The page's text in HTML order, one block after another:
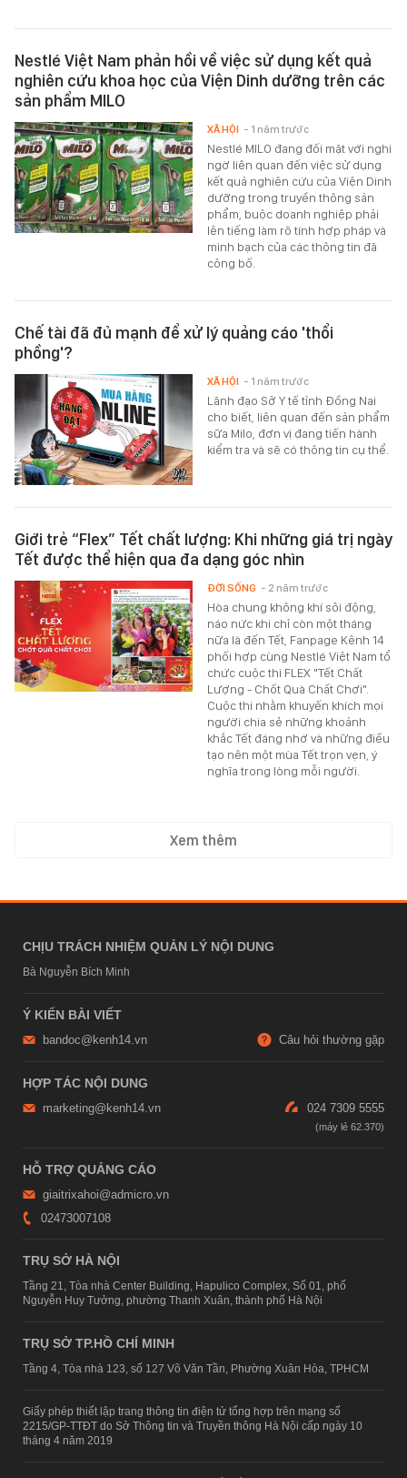
Nestlé Việt Nam phản hồi về việc sử dụng kết quả
nghiên cứu khoa học của Viện Dinh dưỡng trên các
sản phẩm MILO
Nestlé MILO đang đối mặt với nghi
ngờ liên quan đến việc sử dụng
kết quả nghiên cứu của Viện Dinh
dưỡng trong truyền thông sản
phẩm, buộc doanh nghiệp phải
lên tiếng làm rõ tính hợp pháp và
minh bạch của các thông tin đã
công bố.
XÃ HỘI - 1 năm trước
Chế tài đã đủ mạnh để xử lý quảng cáo 'thổi
phồng'?
Lãnh đạo Sở Y tế tỉnh Đồng Nai
cho biết, liên quan đến sản phẩm
sữa Milo, đơn vị đang tiến hành
kiểm tra và sẽ có thông tin cụ thể.
XÃ HỘI - 1 năm trước
Giới trẻ “Flex” Tết chất lượng: Khi những giá trị ngày
Tết được thể hiện qua đa dạng góc nhìn
Hòa chung không khí sôi động,
náo nức khi chỉ còn một tháng
nữa là đến Tết, Fanpage Kênh 14
phối hợp cùng Nestlé Việt Nam tổ
chức cuộc thi FLEX "Tết Chất
Lượng - Chốt Quà Chất Chơi".
Cuộc thi nhằm khuyến khích mọi
người chia sẻ những khoảnh
khắc Tết đáng nhớ và những điều
tạo nên một mùa Tết trọn vẹn, ý
nghĩa trong lòng mỗi người.
ĐỜI SỐNG - 2 năm trước
Xem thêm
CHỊU TRÁCH NHIỆM QUẢN LÝ NỘI DUNG
Bà Nguyễn Bích Minh
Ý KIẾN BÀI VIẾT
bandoc@kenh14.vn Câu hỏi thường gặp
HỢP TÁC NỘI DUNG
marketing@kenh14.vn 024 7309 5555
HỖ TRỢ QUẢNG CÁO
giaitrixahoi@admicro.vn
02473007108
TRỤ SỞ HÀ NỘI
Tầng 21, Tòa nhà Center Building, Hapulico Complex, Số 01, phố
Nguyễn Huy Tưởng, phường Thanh Xuân, thành phố Hà Nội
TRỤ SỞ TP.HỒ CHÍ MINH
Tầng 4, Tòa nhà 123, số 127 Võ Văn Tần, Phường Xuân Hòa, TPHCM
Giấy phép thiết lập trang thông tin điện tử tổng hợp trên mạng số
2215/GP-TTĐT do Sở Thông tin và Truyền thông Hà Nội cấp ngày 10
tháng 4 năm 2019